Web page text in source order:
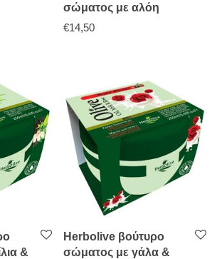
σώματος με αλόη
€14,50
&
Herbolive βούτυρο
σώματος με γάλα &